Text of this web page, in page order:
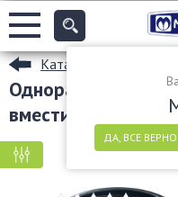
ДА, ВСЕ ВЕРНО
Каталог
Одноразовые
вместимость 1 750